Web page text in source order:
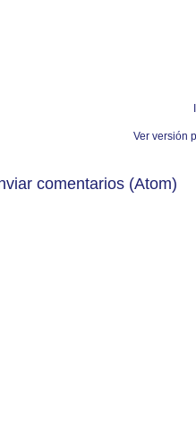
Ver versión
comentarios (Atom)